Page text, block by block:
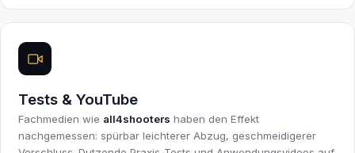
Tests & YouTube
Fachmedien wie all4shooters haben den Effekt
nachgemessen: spürbar leichterer Abzug, geschmeidigerer